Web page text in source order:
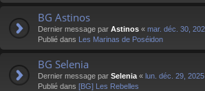
BG Astinos
Dernier message par Astinos « mar. déc. 30,
Publié dans Les Marinas de Poséidon
BG Selenia
Dernier message par Selenia « lun. déc. 29,
Publié dans [BG] Les Rebelles